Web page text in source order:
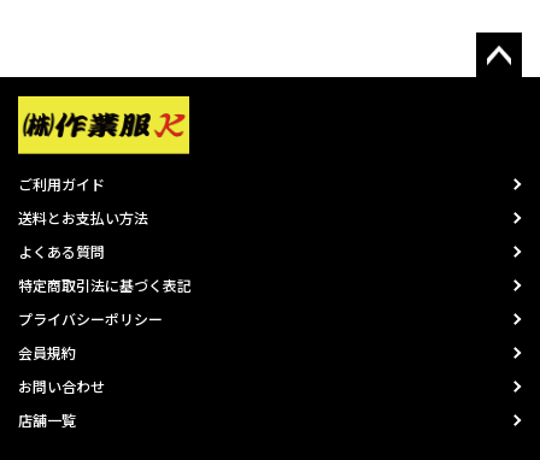
ご利用ガイド
送料とお支払い方法
よくある質問
特定商取引法に基づく表記
プライバシーポリシー
会員規約
お問い合わせ
店舗一覧